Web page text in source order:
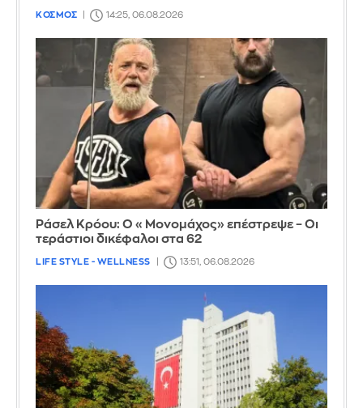
ΚΟΣΜΟΣ 14:25, 06.08.2026
Ράσελ Κρόου: Ο «Μονομάχος» επέστρεψε – Οι
τεράστιοι δικέφαλοι στα 62
LIFE STYLE - WELLNESS 13:51, 06.08.2026